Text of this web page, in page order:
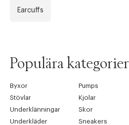
Earcuffs
Populära kategorier
Byxor Pumps
Stövlar
Kjolar
Underklänningar
Skor
Underkläder
Sneakers